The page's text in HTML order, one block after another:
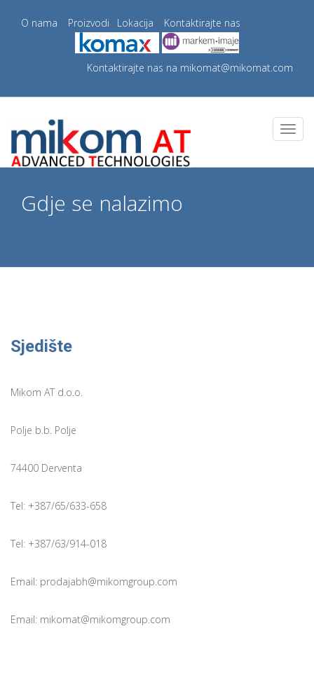
O nama | Proizvodi | Lokacija | Kontaktirajte nas |
Kontaktirajte nas na mikomat@mikomat.com
Gdje se nalazimo
Sjedište
Mikom AT d.o.o.
Polje b.b. Polje
74400 Derventa
Tel: +387/65/633-658
Tel: +387/63/914-018
Email: prodajabh@mikomgroup.com
Email: mikomat@mikomgroup.com